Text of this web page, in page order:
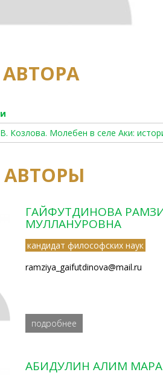
Козлова. Молебен в селе Аки:
АВТОРЫ
ГАЙФУТДИНОВА
МУЛЛАНУРОВНА
кандидат философских наук
ramziya_gaifutdinova@mail.ru
подробнее
АБИДУЛИН АЛИМ